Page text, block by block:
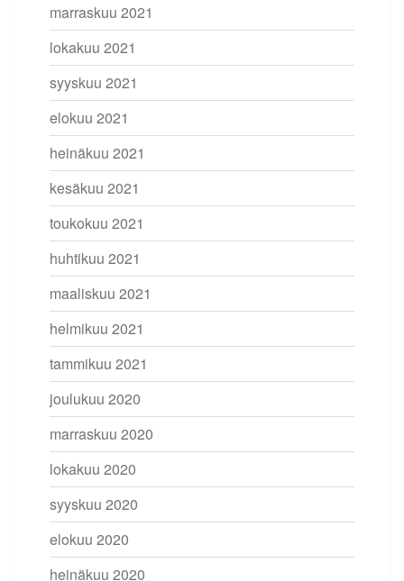
marraskuu 2021
lokakuu 2021
syyskuu 2021
elokuu 2021
heinäkuu 2021
kesäkuu 2021
toukokuu 2021
huhtikuu 2021
maaliskuu 2021
helmikuu 2021
tammikuu 2021
joulukuu 2020
marraskuu 2020
lokakuu 2020
syyskuu 2020
elokuu 2020
heinäkuu 2020